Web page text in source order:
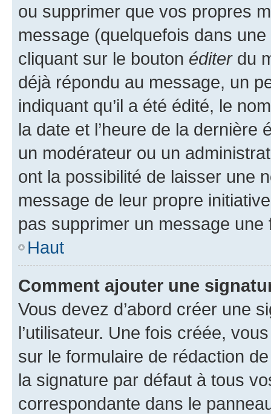
ou supprimer que vos propres
message (quelquefois dans
cliquant sur le bouton éditerdu
déjà répondu au message, un
indiquant qu’il a été édité, le
la date et l’heure de la dernière
un modérateur ou un
ont la possibilité de laisser une
message de leur propre
pas supprimer un message une
Haut
Comment ajouter une
Vous devez d’abord créer une
l’utilisateur. Une fois créée,
sur le formulaire de rédaction
la signature par défaut à tous
correspondante dans le